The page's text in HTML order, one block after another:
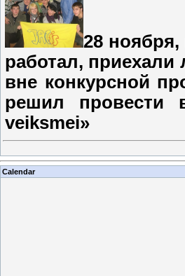
28
работал,
вне конкурсной
решил провести
veiksmei»
Calendar